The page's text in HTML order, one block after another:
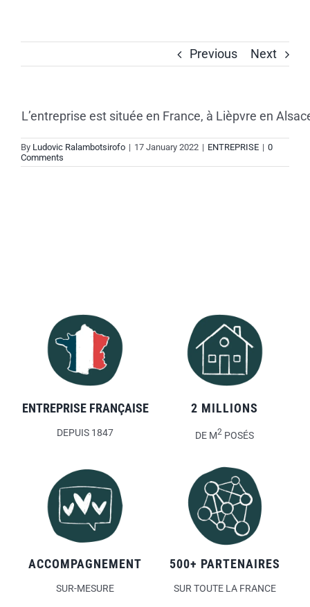
Previous
Next
L’entreprise est située en France, à Lièpvre en
By Ludovic Ralambotsirofo | 17 January 2022 | ENTREPRISE | 0
Comments
ENTREPRISE FRANÇAISE
DEPUIS 1847
2 MILLIONS
DE M2 POSÉS
ACCOMPAGNEMENT
SUR-MESURE
500+ PARTENAIRES
SUR TOUTE LA FRANCE